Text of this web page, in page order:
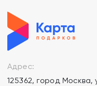
Адрес:
125362, город